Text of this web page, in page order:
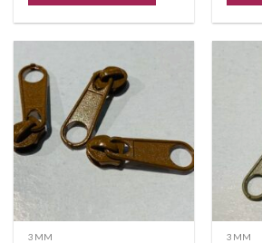
3MM 3MM